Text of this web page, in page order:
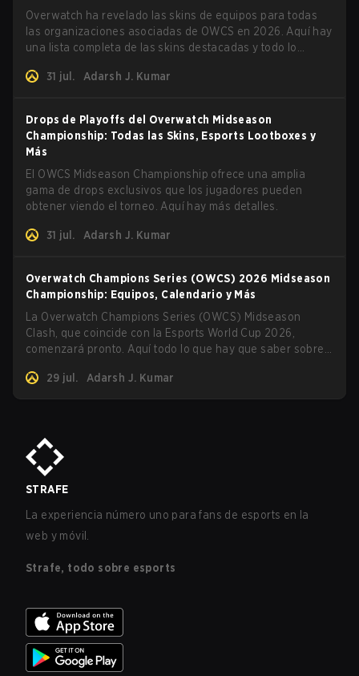
Overwatch ha revelado las skins de equipos para todas
las organizaciones asociadas de OWCS en 2026. Aquí hay
una lista completa de las skins destacadas y todo lo
31 jul.
Adarsh J. Kumar
Drops de Playoffs del Overwatch Midseason
Championship: Todas las Skins, Esports Lootboxes y
Más
El OWCS Midseason Championship ofrece una amplia
gama de drops exclusivos que los jugadores pueden
obtener viendo el torneo. Aquí hay más detalles.
31 jul. Adarsh J. Kumar
Overwatch Champions Series (OWCS) 2026 Midseason
Championship: Equipos, Calendario y Más
La Overwatch Champions Series (OWCS) Midseason
Clash, que coincide con la Esports World Cup 2026,
comenzará pronto. Aquí todo lo que hay que saber sobre
29 jul.
Adarsh J. Kumar
STRAFE
La experiencia número uno para fans de esports en la
web y móvil.
Strafe, todo sobre esports